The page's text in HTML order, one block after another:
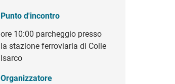
Punto d'incontro
ore 10:00 parcheggio presso
la stazione ferroviaria di Colle
Isarco
Organizzatore